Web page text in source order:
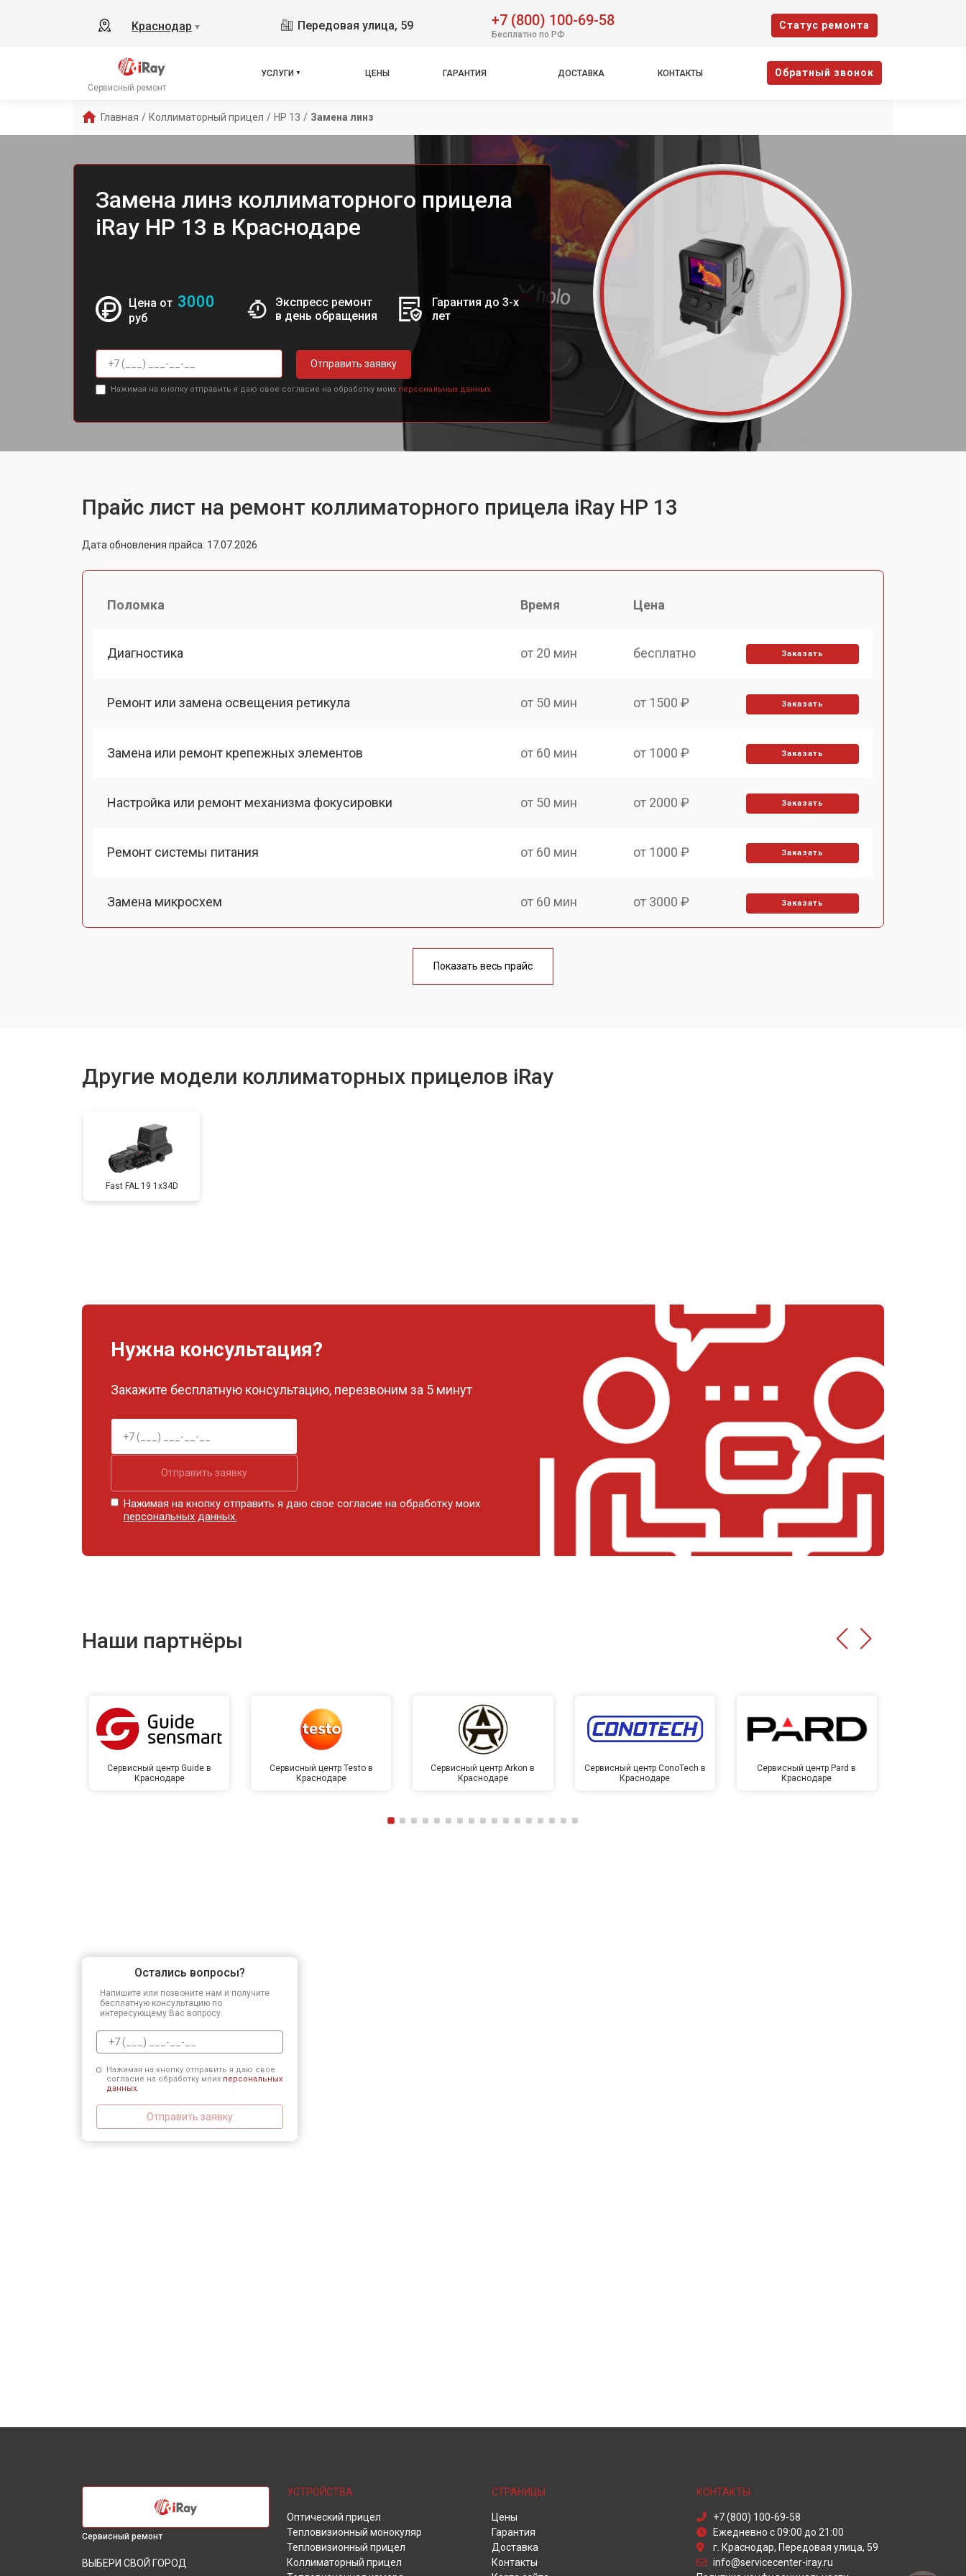
Краснодар ▼ Передовая улица, 59 +7 (800) 100-69-58
Бесплатно по РФ
Cтатус ремонта
Сервисный ремонт
УСЛУГИ ЦЕНЫ ГАРАНТИЯ ДОСТАВКА КОНТАКТЫ Oбратный звонок
Главная / Коллиматорный прицел / HP 13 / Замена линз
Замена линз коллиматорного прицела
iRay HP 13 в Краснодаре
Цена от 3000
руб
Экспресс ремонт
в день обращения
Гарантия до 3-х
лет
Отправить заявку
Нажимая на кнопку отправить я даю свое согласие на обработку моих персональных данных.
Прайс лист на ремонт коллиматорного прицела iRay HP 13
Дата обновления прайса: 17.07.2026
Поломка Время Цена
Диагностика от 20 мин бесплатно Заказать
Ремонт или замена освещения ретикула от 50 мин от 1500 ₽ Заказать
Замена или ремонт крепежных элементов от 60 мин от 1000 ₽ Заказать
Настройка или ремонт механизма фокусировки от 50 мин от 2000 ₽ Заказать
Ремонт системы питания от 60 мин от 1000 ₽ Заказать
Замена микросхем от 60 мин от 3000 ₽ Заказать
от 70 мин
Показать весь прайс
Другие модели коллиматорных прицелов iRay
Fast FAL 19 1x34D
Нужна консультация?
Закажите бесплатную консультацию, перезвоним за 5 минут
Отправить заявку
Нажимая на кнопку отправить я даю свое согласие на обработку моих
персональных данных.
Наши партнёры
Сервисный центр Guide в
Краснодаре
Сервисный центр Testo в
Краснодаре
Сервисный центр Arkon в
Краснодаре
Сервисный центр ConoTech в
Краснодаре
Сервисный центр Pard в
Краснодаре
Остались вопросы?
Напишите или позвоните нам и получите
бесплатную консультацию по
интересующему Вас вопросу.
Нажимая на кнопку отправить я даю свое
согласие на обработку моих персональных
данных.
Отправить заявку
Сервисный ремонт
ВЫБЕРИ СВОЙ ГОРОД
УСТРОЙСТВА
Оптический прицел
Тепловизионный монокуляр
Тепловизионный прицел
Коллиматорный прицел
СТРАНИЦЫ
Цены
Гарантия
Доставка
Контакты
КОНТАКТЫ
+7 (800) 100-69-58
Ежедневно с 09:00 до 21:00
г. Краснодар, Передовая улица, 59
info@servicecenter-iray.ru